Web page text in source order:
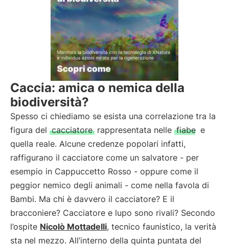
Caccia: amica o nemica della
biodiversità?
Spesso ci chiediamo se esista una correlazione tra la
figura del cacciatore rappresentata nelle fiabe e
quella reale. Alcune credenze popolari infatti,
raffigurano il cacciatore come un salvatore - per
esempio in Cappuccetto Rosso - oppure come il
peggior nemico degli animali - come nella favola di
Bambi. Ma chi è davvero il cacciatore? E il
bracconiere? Cacciatore e lupo sono rivali? Secondo
l’ospite Nicolò Mottadelli, tecnico faunistico, la verità
sta nel mezzo. All’interno della quinta puntata del